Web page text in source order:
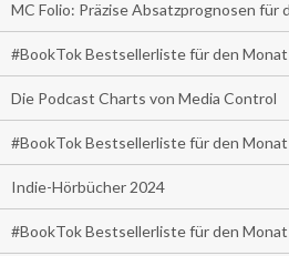
MC Folio: Präzise Absatzprognosen für
#BookTok Bestsellerliste für den Monat
Die Podcast Charts von Media Control
#BookTok Bestsellerliste für den Monat
Indie-Hörbücher 2024
#BookTok Bestsellerliste für den